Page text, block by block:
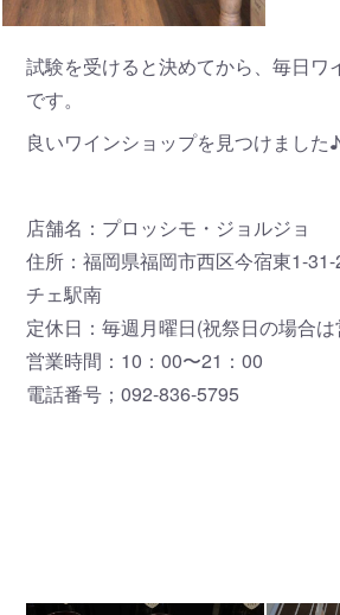
試験を受けると決めてから、毎日ワ
です。
良いワインショップを見つけました♪
店舗名：プロッシモ・ジョルジョ
住所：福岡県福岡市西区今宿東1-
チェ駅南
定休日：毎週月曜日(祝祭日の場合は
営業時間：10：00〜21：00
電話番号；092-836-5795